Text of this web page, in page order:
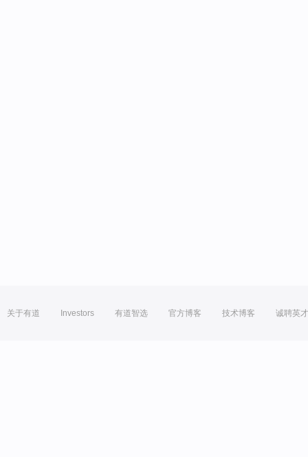
关于有道 Investors 有道智选 官方博客 技术博客 诚聘英才